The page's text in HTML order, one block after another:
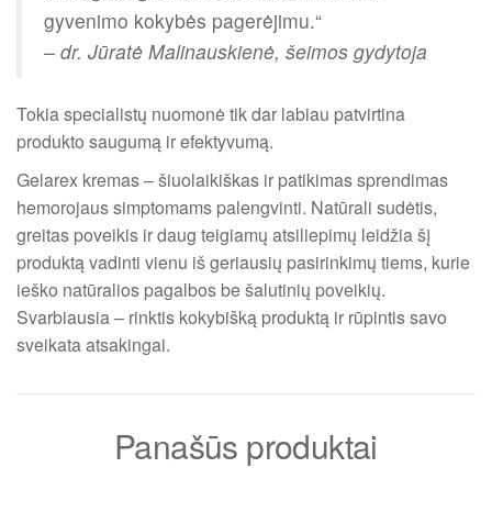
gyvenimo kokybės pagerėjimu.“
– dr. Jūratė Malinauskienė, šeimos gydytoja
Tokia specialistų nuomonė tik dar labiau patvirtina
produkto saugumą ir efektyvumą.
Gelarex kremas – šiuolaikiškas ir patikimas sprendimas
hemorojaus simptomams palengvinti. Natūrali sudėtis,
greitas poveikis ir daug teigiamų atsiliepimų leidžia šį
produktą vadinti vienu iš geriausių pasirinkimų tiems, kurie
ieško natūralios pagalbos be šalutinių poveikių.
Svarbiausia – rinktis kokybišką produktą ir rūpintis savo
sveikata atsakingai.
Panašūs produktai